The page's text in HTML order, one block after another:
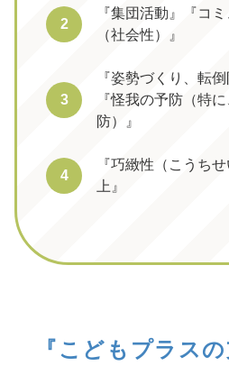
2
『集団活動』『コ
（社会性）』
3
『姿勢づくり、転
『怪我の予防（特
防）』
4
『巧緻性（こうち
上』
『こどもプラス